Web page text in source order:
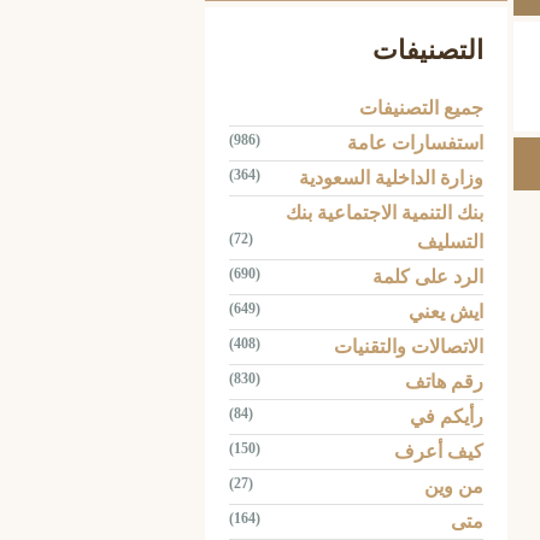
التصنيفات
جميع التصنيفات
استفسارات عامة
(986)
وزارة الداخلية السعودية (364)
بنك التنمية الاجتماعية بنك
التسليف
(72)
الرد على كلمة (690)
ايش يعني (649)
الاتصالات والتقنيات (408)
رقم هاتف (830)
رأيكم في (84)
كيف أعرف (150)
من وين (27)
متى (164)